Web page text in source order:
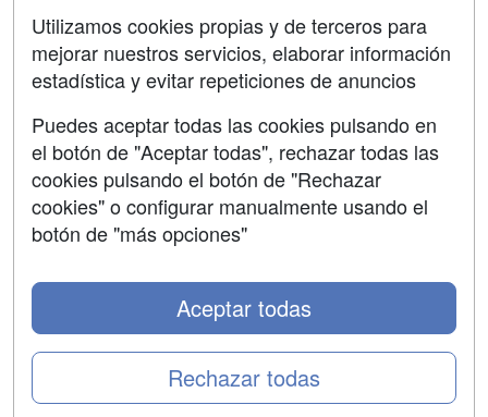
Contactar
Confidencialidad
Aviso legal
Copyleft
Utilizamos cookies propias y de terceros para
mejorar nuestros servicios, elaborar información
estadística y evitar repeticiones de anuncios
Puedes aceptar todas las cookies pulsando en
el botón de "Aceptar todas", rechazar todas las
cookies pulsando el botón de "Rechazar
cookies" o configurar manualmente usando el
botón de "más opciones"
Rechazar todas
Aceptar todas